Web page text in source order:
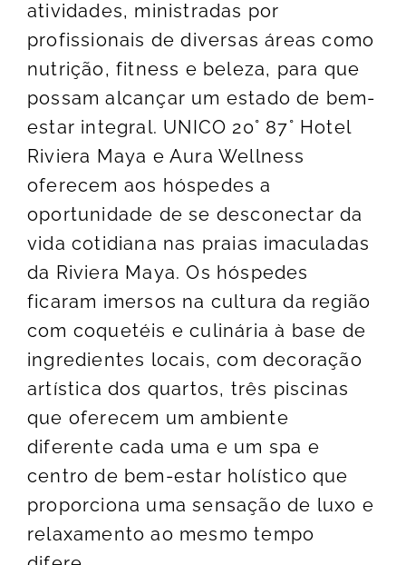
atividades, ministradas por
profissionais de diversas áreas como
nutrição, fitness e beleza, para que
possam alcançar um estado de bem-
estar integral. UNICO 20° 87° Hotel
Riviera Maya e Aura Wellness
oferecem aos hóspedes a
oportunidade de se desconectar da
vida cotidiana nas praias imaculadas
da Riviera Maya. Os hóspedes
ficaram imersos na cultura da região
com coquetéis e culinária à base de
ingredientes locais, com decoração
artística dos quartos, três piscinas
que oferecem um ambiente
diferente cada uma e um spa e
centro de bem-estar holístico que
proporciona uma sensação de luxo e
relaxamento ao mesmo tempo